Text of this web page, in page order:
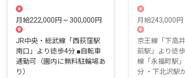
境が魅力！
月給222,000円 ~ 300,000円
JR中央・総武線「西荻窪駅
南口」より徒歩4分 ■自転車
通勤可（園内に無料駐輪場あ
り）
保育士も共に育
月給243,000円 ~
京王線「下高
前駅」より徒
線「永福町駅
分 ・下北沢駅か